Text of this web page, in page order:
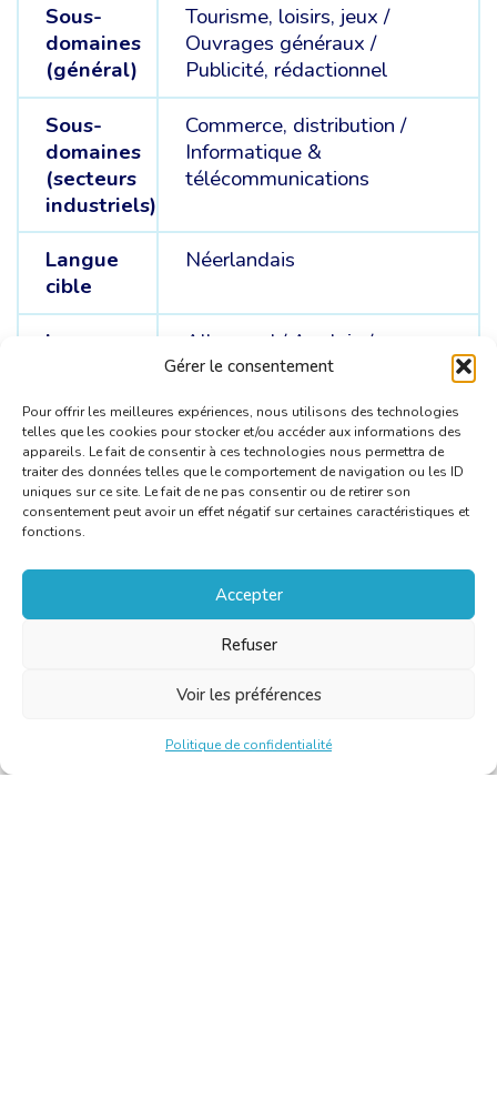
Gérer le consentement
Pour offrir les meilleures expériences, nous utilisons des technologies
telles que les cookies pour stocker et/ou accéder aux informations des
appareils. Le fait de consentir à ces technologies nous permettra de
traiter des données telles que le comportement de navigation ou les ID
uniques sur ce site. Le fait de ne pas consentir ou de retirer son
consentement peut avoir un effet négatif sur certaines caractéristiques et
fonctions.
Accepter
Refuser
Voir les préférences
Politique de confidentialité
Sous-
domaines
(général)
Tourisme, loisirs, jeux /
Ouvrages généraux /
Publicité, rédactionnel
Sous-
domaines
(secteurs
industriels)
Commerce, distribution /
Informatique &
télécommunications
Langue
cible
Néerlandais
Langue
Allemand / Anglais /
Français